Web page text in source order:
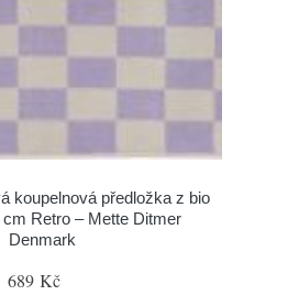
koupelnová předložka z bio
Retro – Mette Ditmer
Denmark
689 Kč